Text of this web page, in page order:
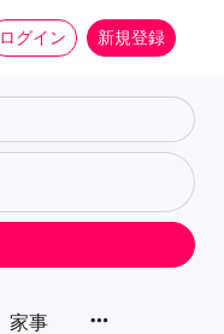
ログイン 新規登録
家事 more_horiz